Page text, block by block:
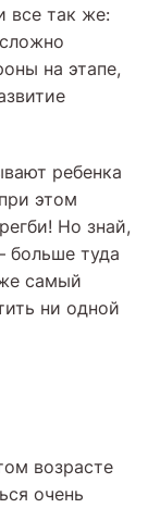
все так же:
на этапе,
ребенка
этом
Но знай,
больше туда
самый
ни одной
возрасте
очень